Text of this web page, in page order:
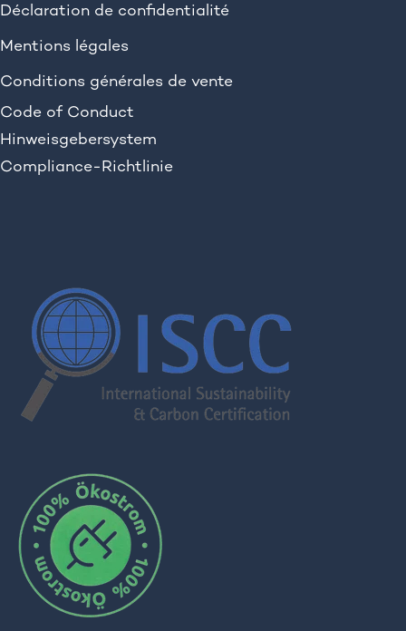
Déclaration de confidentialité
Mentions légales
Conditions générales de vente
Code of Conduct
Hinweisgebersystem
Compliance-Richtlinie